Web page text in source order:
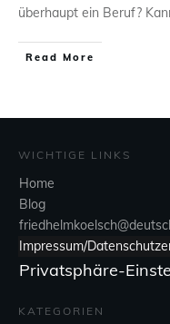
überhaupt ein Beruf?
Read More
WICHTIGE LINKS
Home
Blog
Impressum/
Privatsphäre-
KATEGORIEN